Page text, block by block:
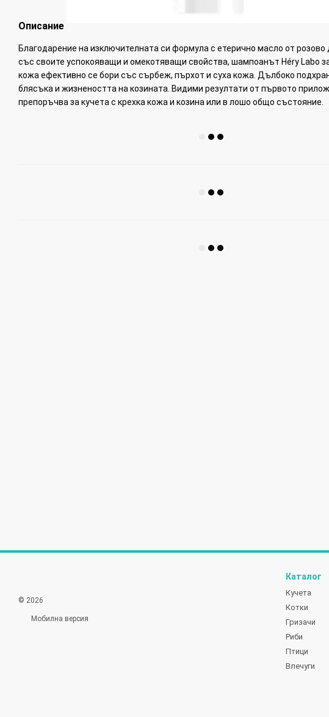
Описание
Благодарение на изключителната си формула с етерично масло от розово
със своите успокояващи и омекотяващи свойства, шампоанът Héry Labo
кожа ефективно се бори със сърбеж, пърхот и суха кожа. Дълбоко
блясъка и жизнеността на козината. Видими резултати от първото
препоръчва за кучета с крехка кожа и козина или в лошо общо състояние.
© 2026
Мобилна версия
Каталог
Кучета
Котки
Гризачи
Риби
Птици
Влечуги